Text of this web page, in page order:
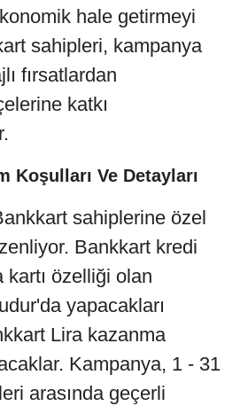
hale getirmeyi
sahipleri, kampanya
fırsatlardan
katkı
Koşulları Ve Detayları
sahiplerine özel
Bankkart kredi
kartı özelliği olan
yapacakları
Lira kazanma
Kampanya, 1 - 31
arasında geçerli